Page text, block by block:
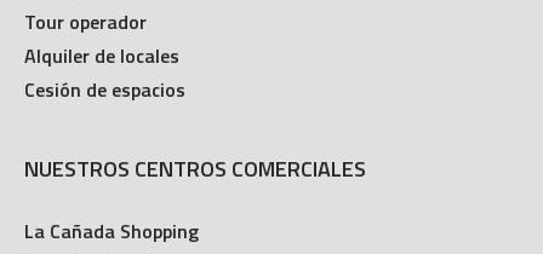
Trabaja con nosotros
Tour operador
Alquiler de locales